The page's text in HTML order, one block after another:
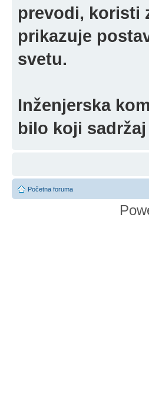
prevodi, koristi
prikazuje
svetu.
Inženjerska
bilo koji
Početna foruma